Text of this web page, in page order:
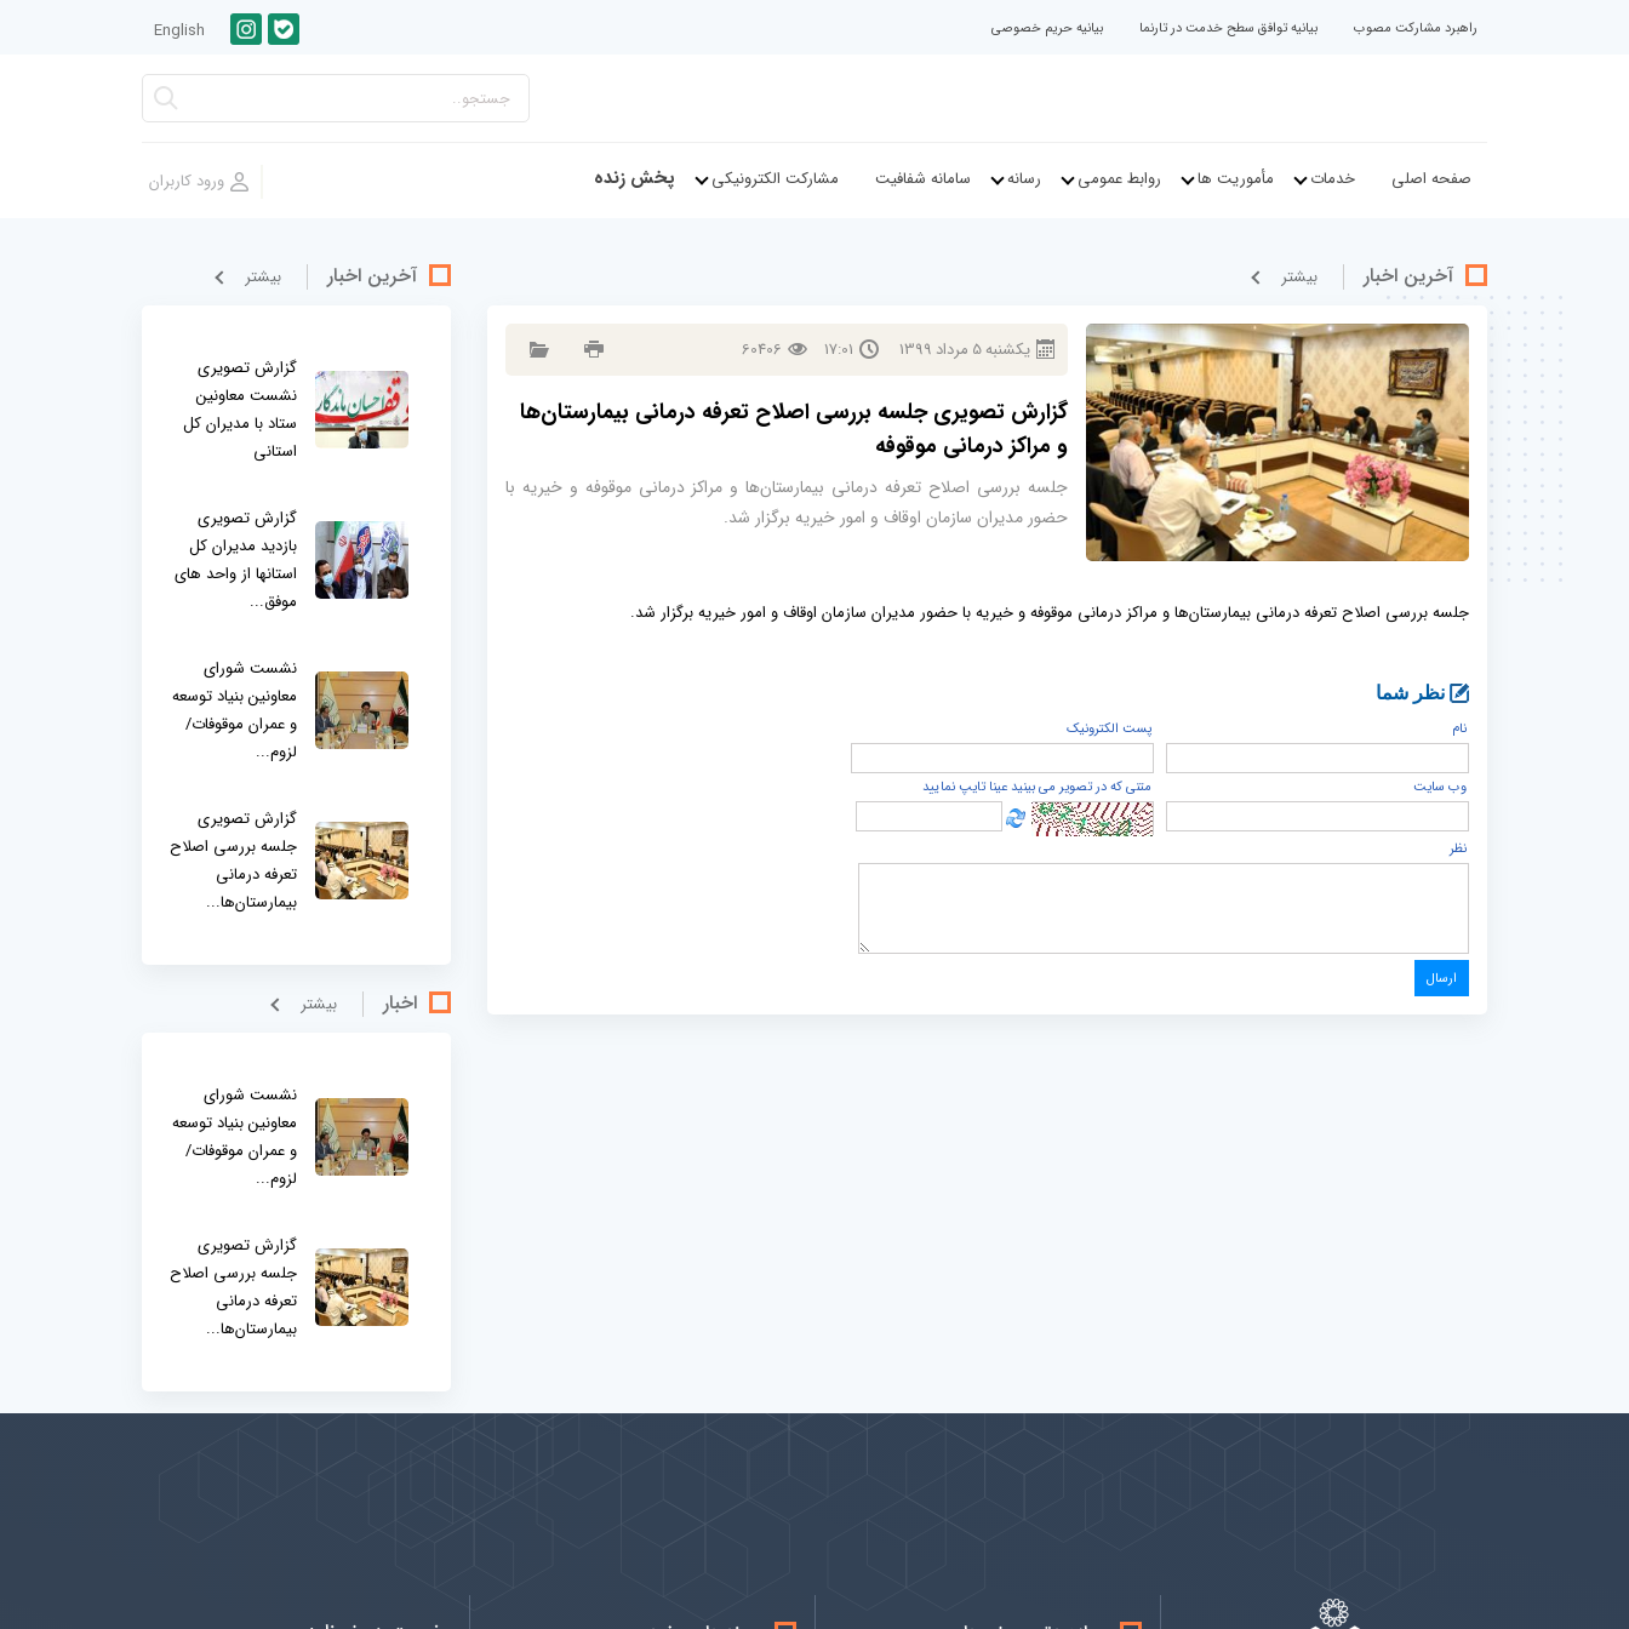
راهبرد مشارکت مصوب بیانیه توافق سطح خدمت در تارنما بیانیه حریم خصوصی English
صفحه اصلی خدمات مأموریت ها روابط عمومی رسانه سامانه شفافیت مشارکت الکترونیکی پخش زنده
آخرین اخبار بيشتر
يكشنبه5 مرداد 1399
17:01
60406
گزارش تصویری جلسه بررسی اصلاح تعرفه درمانی بیمارستان‌ها
و مراکز درمانی موقوفه
جلسه بررسی اصلاح تعرفه درمانی بیمارستان‌ها و مراکز درمانی موقوفه و خیریه با
حضور مدیران سازمان اوقاف و امور خیریه برگزار شد.
جلسه بررسی اصلاح تعرفه درمانی بیمارستان‌ها و مراکز درمانی موقوفه و خیریه با حضور مدیران سازمان اوقاف و امور خیریه برگزار شد.
نظر شما
نام
پست الكترونيک
وب سایت متنی که در تصویر می بینید عینا تایپ نمایید
نظر
آخرین اخبار بيشتر
گزارش تصویری
نشست معاونین
ستاد با مدیران کل
استانی
گزارش تصویری
بازدید مدیران کل
استانها از واحد های
موفق...
نشست شورای
معاونین بنیاد توسعه
و عمران موقوفات/
لزوم...
گزارش تصویری
جلسه بررسی اصلاح
تعرفه درمانی
بیمارستان‌ها...
اخبار بيشتر
نشست شورای
معاونین بنیاد توسعه
و عمران موقوفات/
لزوم...
گزارش تصویری
جلسه بررسی اصلاح
تعرفه درمانی
بیمارستان‌ها...